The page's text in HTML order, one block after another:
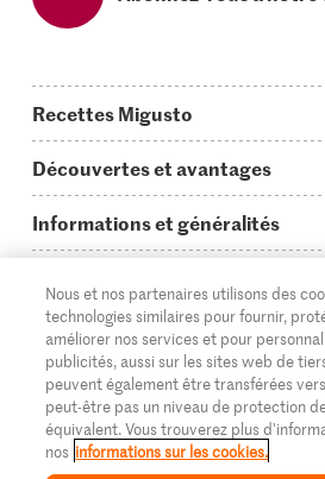
Recettes Migusto
Idées de menus
Plats principaux
Simple & vite prêt
Apéritif
Préparations au four
Enfants & famille
Découvertes et avantages
On en parle...
Tutoriels
Glossaire des ingrédients
Login Migusto
Magazine Migusto
Informations et généralités
Questions concernant Migusto
Cuisiner avec Migusto
Service clientèle & contact
Publicité
Impressum
Supermarché
Migros Online
À propos de Migros
Magasins
DE FR IT
Nous et nos partenaires utilisons des
technologies similaires pour fournir,
améliorer nos services et pour
publicités, aussi sur les sites web de
peuvent également être transférées
peut-être pas un niveau de protection
équivalent. Vous trouverez plus
nos informations sur les cookies.